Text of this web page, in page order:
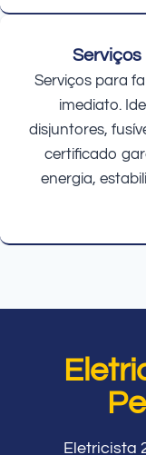
Serviços para
imediato.
disjuntores,
certificado
energia,
Eletricista